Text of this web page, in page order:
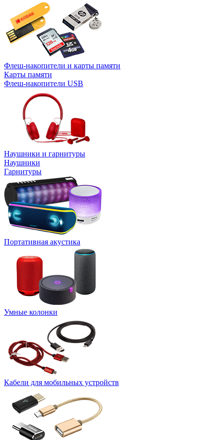
Флеш-накопители и карты памяти
Карты памяти
Флеш-накопители USB
Наушники и гарнитуры
Наушники
Гарнитуры
Портативная акустика
Умные колонки
Кабели для мобильных устройств